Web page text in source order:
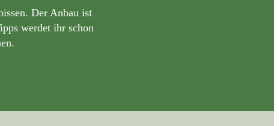
Der Anbau ist
werdet ihr schon